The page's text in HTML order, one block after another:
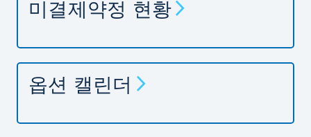
미결제약정 현황
옵션 캘린더